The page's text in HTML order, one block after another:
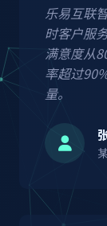
乐易互联
时客户服
满意度从
率超过
量。